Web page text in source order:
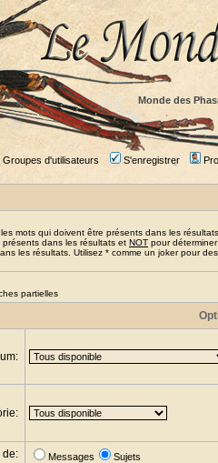
Monde des
Groupes d'utilisateurs S'enregistrer
mots qui doivent être présents dans les
dans les résultats et NOT pour
les résultats. Utilisez * comme un joker pour des
partielles
de: Messages Sujets